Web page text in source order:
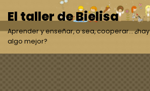
Saltar
al
contenido
El taller de Bielisa
Aprender y enseñar, o sea, cooperar… ¿hay
algo mejor?